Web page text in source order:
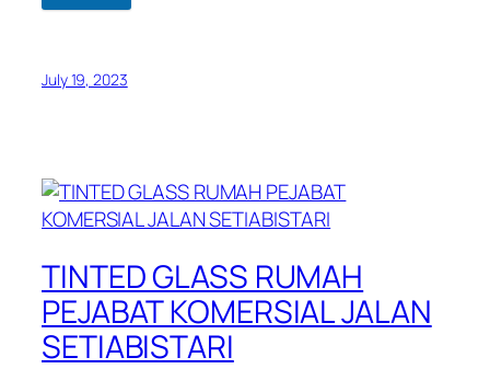
July 19, 2023
TINTED GLASS RUMAH
PEJABAT KOMERSIAL JALAN
SETIABISTARI